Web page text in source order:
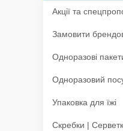
Акції та
Замовити
Одноразові
Одноразовий
Упаковка для їжі
Скребки |